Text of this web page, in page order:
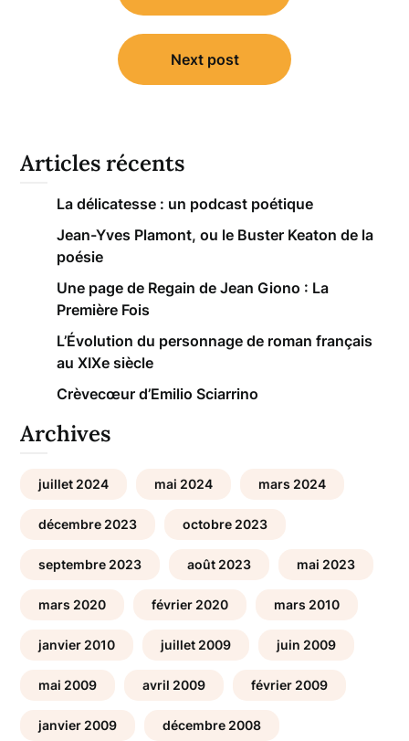
Next post
Articles récents
La délicatesse : un podcast poétique
Jean-Yves Plamont, ou le Buster Keaton de la
poésie
Une page de Regain de Jean Giono : La
Première Fois
L’Évolution du personnage de roman français
au XIXe siècle
Crèvecœur d’Emilio Sciarrino
Archives
juillet 2024 mai 2024 mars 2024
décembre 2023 octobre 2023
septembre 2023 août 2023 mai 2023
mars 2020 février 2020 mars 2010
janvier 2010 juillet 2009 juin 2009
mai 2009 avril 2009 février 2009
janvier 2009 décembre 2008